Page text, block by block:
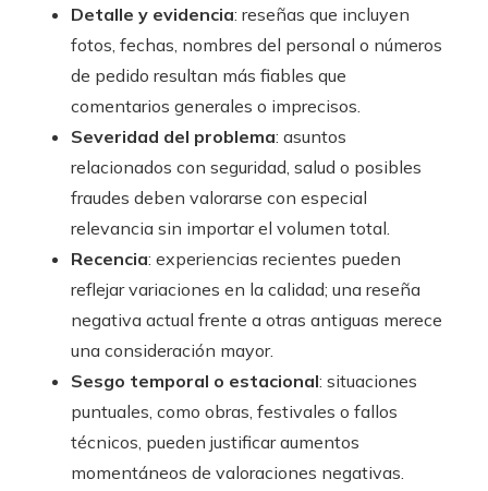
Detalle y evidencia: reseñas que incluyen
fotos, fechas, nombres del personal o números
de pedido resultan más fiables que
comentarios generales o imprecisos.
Severidad del problema: asuntos
relacionados con seguridad, salud o posibles
fraudes deben valorarse con especial
relevancia sin importar el volumen total.
Recencia: experiencias recientes pueden
reflejar variaciones en la calidad; una reseña
negativa actual frente a otras antiguas merece
una consideración mayor.
Sesgo temporal o estacional: situaciones
puntuales, como obras, festivales o fallos
técnicos, pueden justificar aumentos
momentáneos de valoraciones negativas.